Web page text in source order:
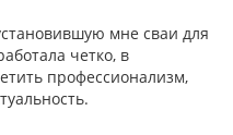
мне сваи для
четко, в
профессионализм,